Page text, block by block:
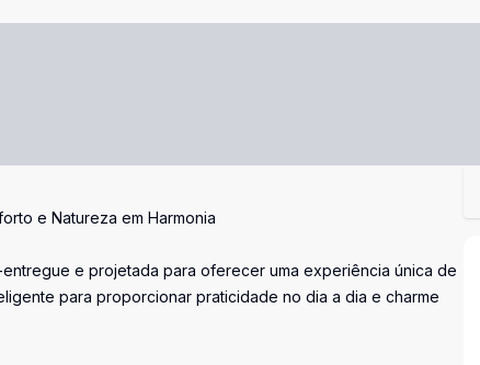
e Natureza em Harmonia
e projetada para oferecer uma experiência única de
para proporcionar praticidade no dia a dia e charme